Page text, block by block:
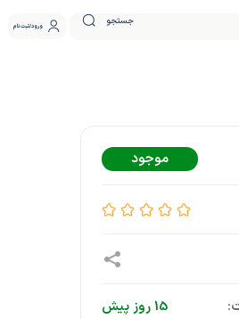
جستجو ورود ثبت نام
موجود
15 روز پیش